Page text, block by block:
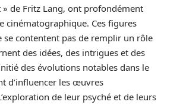
de Fritz Lang, ont profondément
cinématographique. Ces figures
se contentent pas de remplir un rôle
des idées, des intrigues et des
des évolutions notables dans le
d’influencer les œuvres
de leur psyché et de leurs